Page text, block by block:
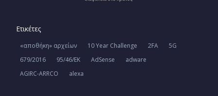
Ετικέτες
«αποθήκη» αρχείων 10 Year Challenge 2FA
5G
679/2016
95/46/ΕΚ AdSense
adware
AGIRC-ARRCO
alexa